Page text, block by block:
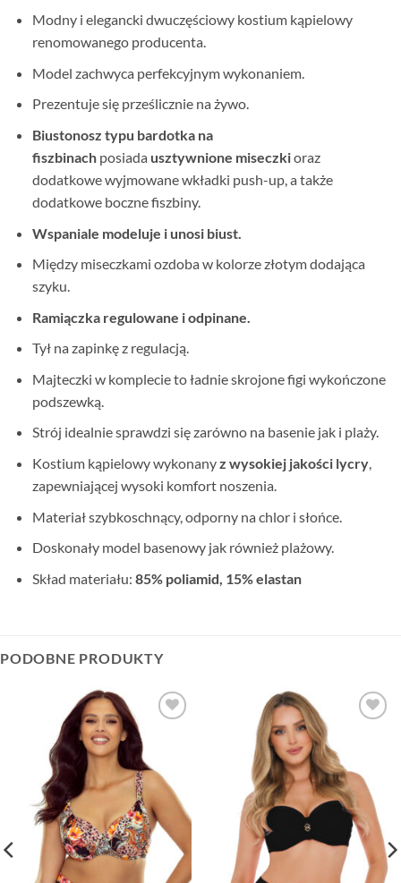
Modny i elegancki dwuczęściowy kostium kąpielowy
renomowanego producenta.
Model zachwyca perfekcyjnym wykonaniem.
Prezentuje się prześlicznie na żywo.
Biustonosz typu bardotka na
fiszbinach posiada usztywnione miseczkioraz
dodatkowe wyjmowane wkładki push-up, a także
dodatkowe boczne fiszbiny.
Wspaniale modeluje i unosi biust.
Między miseczkami ozdoba w kolorze złotym dodająca
szyku.
Ramiączka regulowane i odpinane.
Tył na zapinkę z regulacją.
Majteczki w komplecie to ładnie skrojone figi wykończone
podszewką.
Strój idealnie sprawdzi się zarówno na basenie jak i plaży.
Kostium kąpielowy wykonanyz wysokiej jakości lycry,
zapewniającej wysoki komfort noszenia.
Materiał szybkoschnący, odporny na chlor i słońce.
Doskonały model basenowy jak również plażowy.
Skład materiału: 85% poliamid, 15% elastan
PODOBNE PRODUKTY